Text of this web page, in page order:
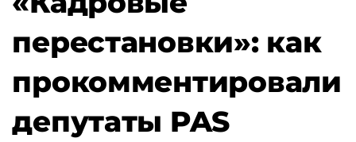
перестановки»: как
прокомментировали
депутаты PAS